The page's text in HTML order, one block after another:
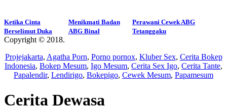
Ketika Cinta
Berselimut Duka
Menikmati Badan
ABG Binal
Perawani Cewek ABG
Tetanggaku
Copyright © 2018.
Projejakarta, Agatha Porn, Porno pornox, Kluber Sex, Cerita Bokep
Indonesia, Bokep Mesum, Igo Mesum, Cerita Sex Igo, Cerita Tante,
Papalendir, Lendirigo, Bokepigo, Cewek Mesum, Papamesum
Cerita Dewasa